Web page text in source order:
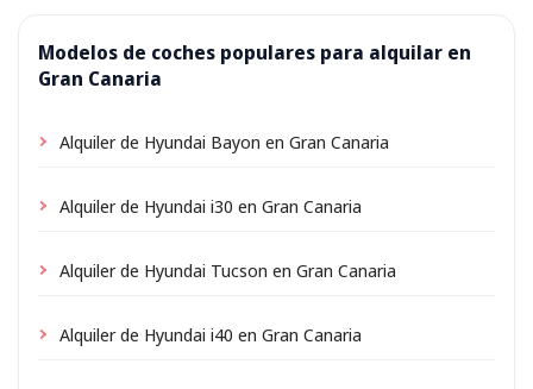
Modelos de coches populares para alquilar en
Gran Canaria
Alquiler de Hyundai Bayon en Gran Canaria
Alquiler de Hyundai i30 en Gran Canaria
Alquiler de Hyundai Tucson en Gran Canaria
Alquiler de Hyundai i40 en Gran Canaria